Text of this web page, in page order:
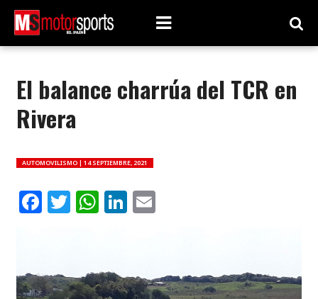
El balance charrúa del TCR en
Rivera
AUTOMOVILISMO | 14 SEPTIEMBRE, 2021
Facebook
Twitter
WhatsApp
LinkedIn
Email